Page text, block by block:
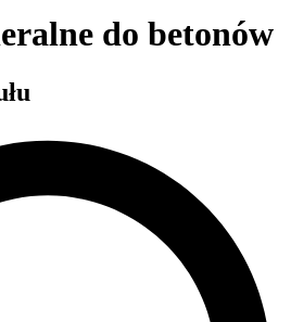
do betonów